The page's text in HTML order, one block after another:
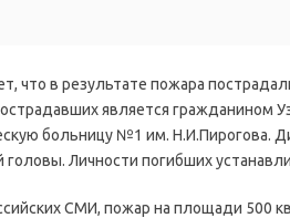
что в результате пожара
является гражданином
больницу №1 им. Н.И.Пирогова.
головы. Личности погибших
СМИ, пожар на площади 500